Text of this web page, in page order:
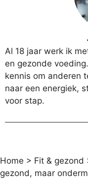
Al 18 jaar werk ik
en gezonde
kennis om anderen
naar een energiek,
voor stap.
Home > Fit & gezond
gezond, maar